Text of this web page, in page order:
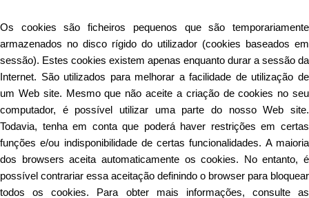
Os cookies são ficheiros pequenos que são temporariamente
armazenados no disco rígido do utilizador (cookies baseados em
sessão). Estes cookies existem apenas enquanto durar a sessão da
Internet. São utilizados para melhorar a facilidade de utilização de
um Web site. Mesmo que não aceite a criação de cookies no seu
computador, é possível utilizar uma parte do nosso Web site.
Todavia, tenha em conta que poderá haver restrições em certas
funções e/ou indisponibilidade de certas funcionalidades. A maioria
dos browsers aceita automaticamente os cookies. No entanto, é
possível contrariar essa aceitação definindo o browser para bloquear
todos os cookies. Para obter mais informações, consulte as